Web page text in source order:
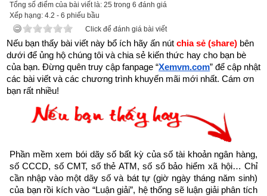
Giải đáp việc kiêng kỵ ngày Thọ tử hay Thụ tử
Trước hết ta đi tìm hiểu ý nghĩa của từ Thọ tử
. Thọ tử là từ
Hán việt được ghép bởi 2 từ Thọ và Tử, trong đó:
Nhiều website giải thích “ Thọ” là thể hiện sự trường tồn,
vĩnh cửu, bền lâu, như “thượng thọ”, “thọ ngang Bành
Tổ”, “thọ ngang trời đất”, “thọ tỷ Nam Sơn”
” là có rất nhiều nghĩa trong đó có nghĩa là màu
tím (tử y, tử cấm thành), con (hiếu tử, thê tử, tử tôn),
hoặc là tử biệt, tử ly….
→ nhiều website giải nghĩa Thọ tử thành liên quan nhiều tới
Tổng số điểm của bài viết là: 25 trong 6 đánh giá
Xếp hạng: 4.2 - 6 phiếu bầu
Click để đánh giá bài viết
Nếu bạn thấy bài viết này bổ ích hãy ấn nút chia sẻ (share) bên
dưới để ủng hộ chúng tôi và chia sẻ kiến thức hay cho bạn bè
của bạn. Đừng quên truy cập fanpage “Xemvm.com” để cập nhật
các bài viết và các chương trình khuyến mãi mới nhất. Cám ơn
bạn rất nhiều!
Phần mềm xem bói dãy số bất kỳ của số tài khoản ngân hàng,
số CCCD, số CMT, số thẻ ATM, số sổ bảo hiểm xã hội… Chỉ
cần nhập vào một dãy số và bát tự (giờ ngày tháng năm sinh)
của bạn rồi kích vào “Luận giải”, hệ thống sẽ luận giải phân tích